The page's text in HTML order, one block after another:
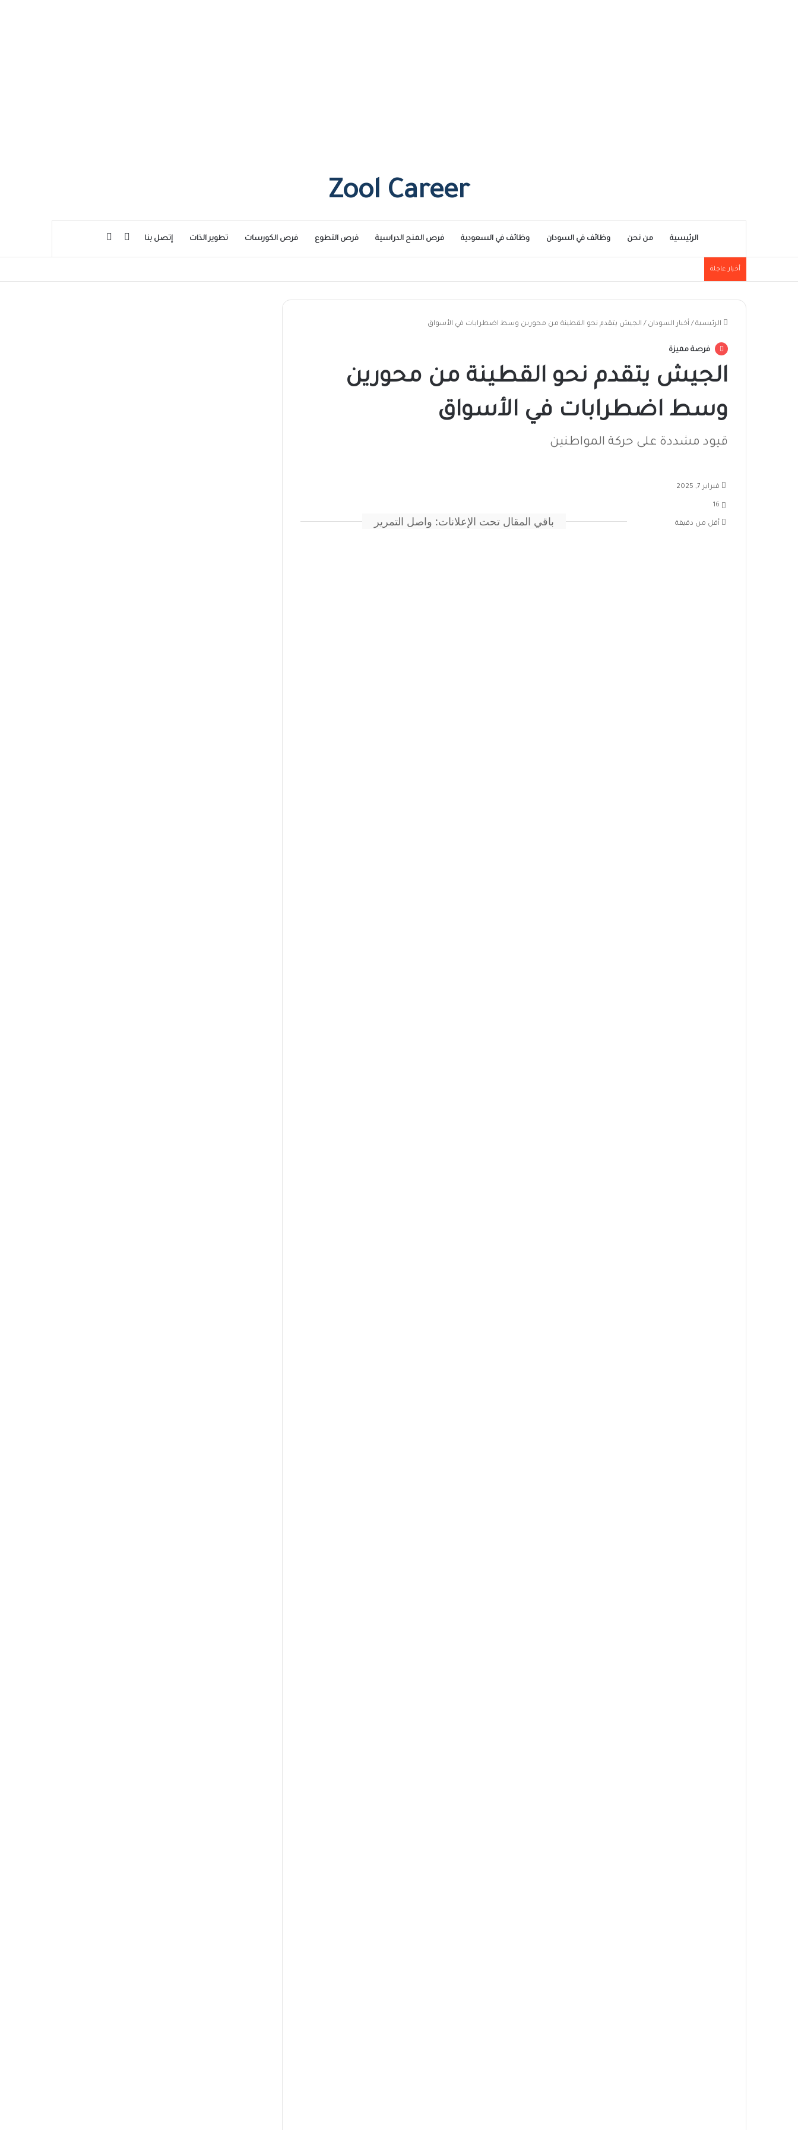
Zool Career
الرئيسية من نحن وظائف في السودان وظائف في السعودية فرص المنح الدراسية فرص التطوع فرص الكورسات تطوير الذات إتصل بنا إضافة عمود جانبي
أخبار عاجلة
الرئيسية / أخبار السودان / الجيش يتقدم نحو القطينة من محورين وسط اضطرابات في الأسواق
فرصة مميزة
الجيش يتقدم نحو القطينة من محورين
وسط اضطرابات في الأسواق
قيود مشددة على حركة المواطنين
باقي المقال تحت الإعلانات: واصل التمرير
فبراير 7, 2025
16
أقل من دقيقة